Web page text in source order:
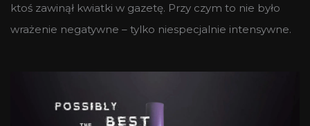
ktoś zawinął kwiatki w gazetę. Przy czym to nie było
wrażenie negatywne – tylko niespecjalnie intensywne.